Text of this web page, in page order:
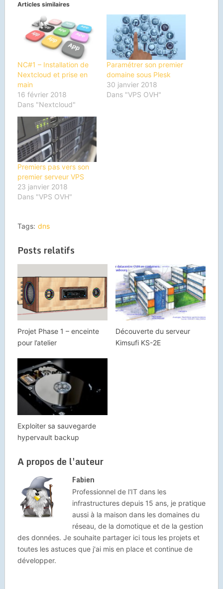
Articles similaires
NC#1 – Installation de
Nextcloud et prise en
main
16 février 2018
Dans "Nextcloud"
Paramétrer son premier
domaine sous Plesk
30 janvier 2018
Dans "VPS OVH"
Premiers pas vers son
premier serveur VPS
23 janvier 2018
Dans "VPS OVH"
Tags: dns
Posts relatifs
Projet Phase 1 – enceinte
pour l’atelier
Découverte du serveur
Kimsufi KS-2E
Exploiter sa sauvegarde
hypervault backup
A propos de l'auteur
Fabien
Professionnel de l'IT dans les
infrastructures depuis 15 ans, je pratique
aussi à la maison dans les domaines du
réseau, de la domotique et de la gestion
des données. Je souhaite partager ici tous les projets et
toutes les astuces que j'ai mis en place et continue de
développer.